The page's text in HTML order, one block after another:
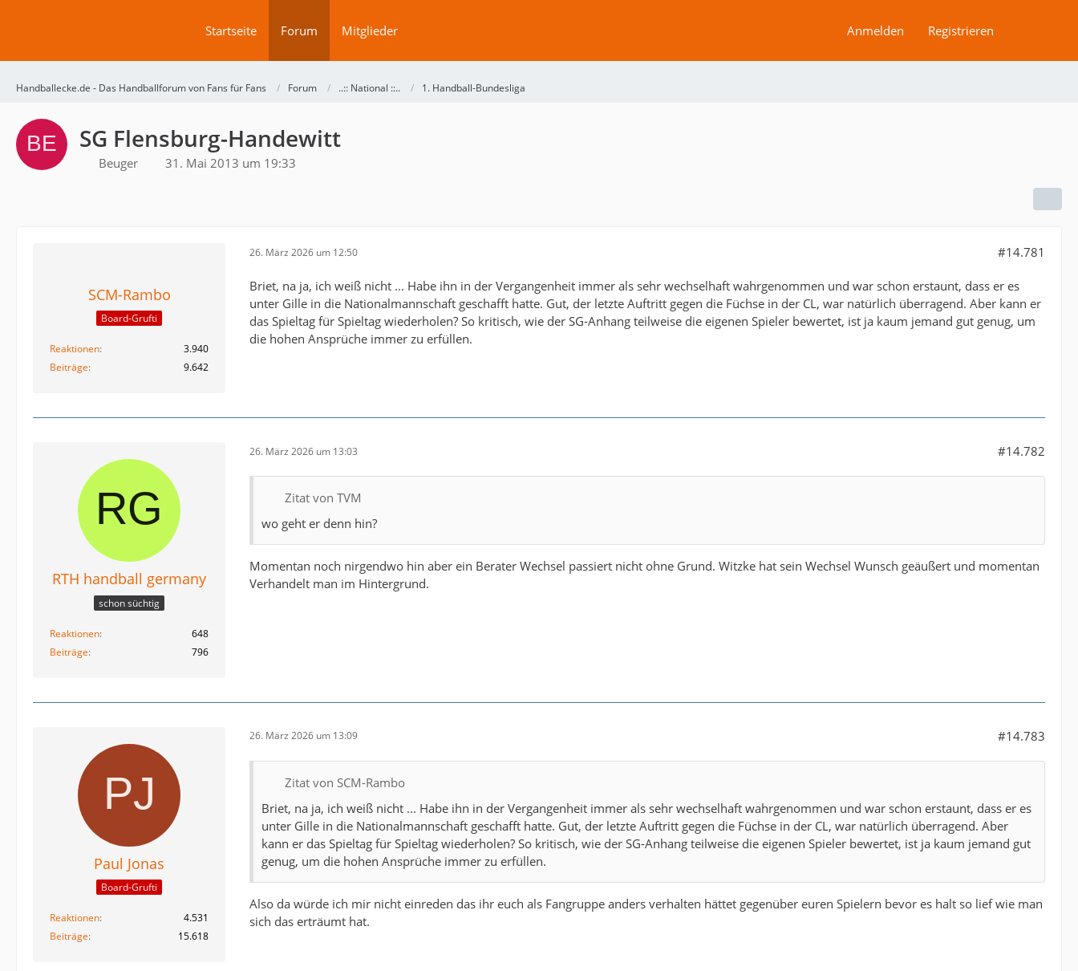
Startseite Forum Mitglieder Anmelden Registrieren
Handballecke.de - Das Handballforum von Fans für Fans Forum ..:: National ::.. 1. Handball-Bundesliga
SG Flensburg-Handewitt
Beuger 31. Mai 2013 um 19:33
SCM-Rambo
Board-Grufti
Reaktionen
3.940
Beiträge
9.642
26. März 2026 um 12:50 #14.781
Briet, na ja, ich weiß nicht ... Habe ihn in der Vergangenheit immer als sehr wechselhaft wahrgenommen und war schon erstaunt, dass er es
unter Gille in die Nationalmannschaft geschafft hatte. Gut, der letzte Auftritt gegen die Füchse in der CL, war natürlich überragend. Aber kann er
das Spieltag für Spieltag wiederholen? So kritisch, wie der SG-Anhang teilweise die eigenen Spieler bewertet, ist ja kaum jemand gut genug, um
die hohen Ansprüche immer zu erfüllen.
RTH handball germany
schon süchtig
Reaktionen
648
Beiträge
796
26. März 2026 um 13:03 #14.782
Zitat von TVM
wo geht er denn hin?
Momentan noch nirgendwo hin aber ein Berater Wechsel passiert nicht ohne Grund. Witzke hat sein Wechsel Wunsch geäußert und momentan
Verhandelt man im Hintergrund.
Paul Jonas
Board-Grufti
Reaktionen
4.531
Beiträge
15.618
26. März 2026 um 13:09 #14.783
Zitat von SCM-Rambo
Briet, na ja, ich weiß nicht ... Habe ihn in der Vergangenheit immer als sehr wechselhaft wahrgenommen und war schon erstaunt, dass er es
unter Gille in die Nationalmannschaft geschafft hatte. Gut, der letzte Auftritt gegen die Füchse in der CL, war natürlich überragend. Aber
kann er das Spieltag für Spieltag wiederholen? So kritisch, wie der SG-Anhang teilweise die eigenen Spieler bewertet, ist ja kaum jemand gut
genug, um die hohen Ansprüche immer zu erfüllen.
Also da würde ich mir nicht einreden das ihr euch als Fangruppe anders verhalten hättet gegenüber euren Spielern bevor es halt so lief wie man
sich das erträumt hat.